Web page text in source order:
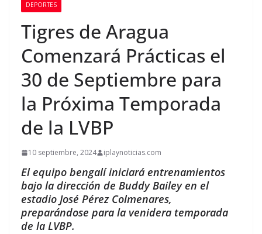
DEPORTES
Tigres de Aragua
Comenzará Prácticas el
30 de Septiembre para
la Próxima Temporada
de la LVBP
10 septiembre, 2024 iplaynoticias.com
El equipo bengalí iniciará entrenamientos
bajo la dirección de Buddy Bailey en el
estadio José Pérez Colmenares,
preparándose para la venidera temporada
de la LVBP.